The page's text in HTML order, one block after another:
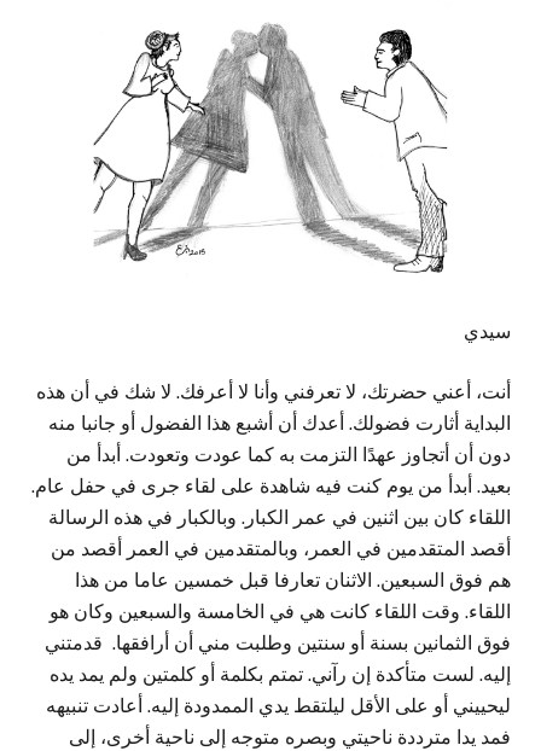
سيدي
أنت، أعني حضرتك، لا تعرفني وأنا لا أعرفك. لا شك في أن هذه
البداية أثارت فضولك. أعدك أن أشبع هذا الفضول أو جانبا منه
دون أن أتجاوز عهدًا التزمت به كما عودت وتعودت. أبدأ من
بعيد. أبدأ من يوم كنت فيه شاهدة على لقاء جرى في حفل عام.
اللقاء كان بين اثنين في عمر الكبار. وبالكبار في هذه الرسالة
أقصد المتقدمين في العمر، وبالمتقدمين في العمر أقصد من
هم فوق السبعين. الاثنان تعارفا قبل خمسين عاما من هذا
اللقاء. وقت اللقاء كانت هي في الخامسة والسبعين وكان هو
فوق الثمانين بسنة أو سنتين وطلبت مني أن أرافقها. قدمتني
إليه. لست متأكدة إن رآني. تمتم بكلمة أو كلمتين ولم يمد يده
ليحييني أو على الأقل ليلتقط يدي الممدودة إليه. أعادت تنبيهه
فمد يدا مترددة ناحيتي وبصره متوجه إلى ناحية أخرى، إلى